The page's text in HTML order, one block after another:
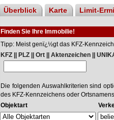
Überblick Karte Limit-
Finden Sie Ihre Immobilie!
Tipp: Meist genï¿½gt das KFZ-
KFZ || PLZ || Ort || Aktenzeichen ||
Die folgenden Auswahlkriterien sind
des KFZ-Kennzeichens oder
Objektart